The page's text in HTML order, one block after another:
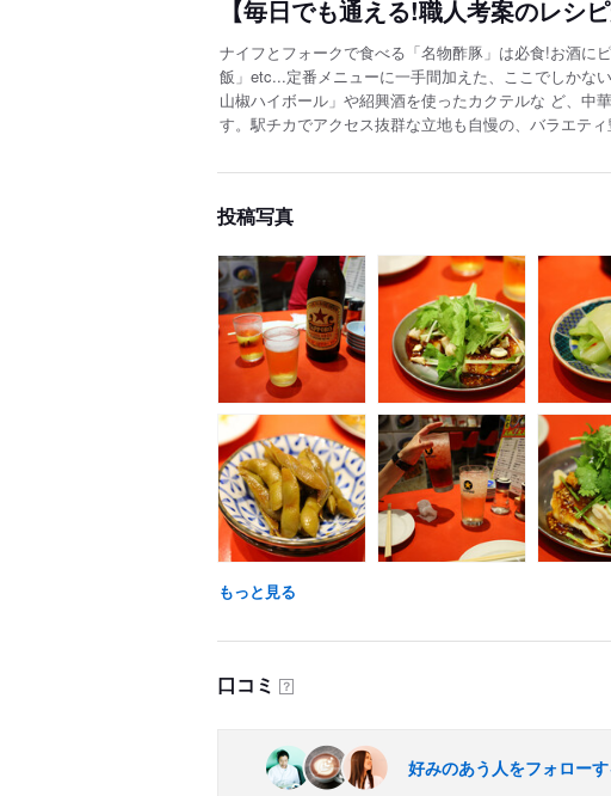
【毎日でも通える!職人考案のレシ
ナイフとフォークで食べる「名物酢豚」は必食!お酒に
飯」etc...定番メニューに一手間加えた、ここでしかな
山椒ハイボール」や紹興酒を使ったカクテルな ど、中
す。駅チカでアクセス抜群な立地も自慢の、バラエティ
投稿写真
もっと見る
口コミ ？
好みのあう人をフォロー